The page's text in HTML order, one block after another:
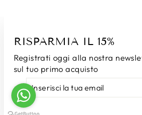
RISPARMIA IL 15%
Registrati oggi alla nostra
sul tuo primo acquisto
INSERISCI
LA
TUA
EMAIL
ISCRIVITI